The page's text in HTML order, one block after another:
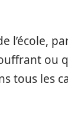
l’école,
ou
tous les